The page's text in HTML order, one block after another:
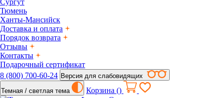
Сургут
Тюмень
Ханты-Мансийск
Доставка и оплата
Порядок возврата
Отзывы
Контакты
Подарочный сертификат
8 (800) 700-60-24 Версия для слабовидящих
Темная / светлая тема
Корзина ()